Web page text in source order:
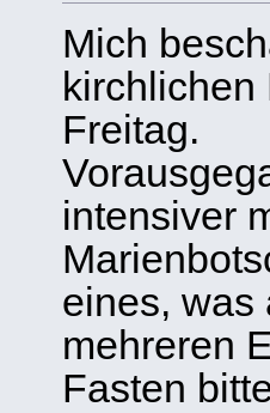
Mich
Freitag.
intensiver
eines, was
mehreren
Fasten